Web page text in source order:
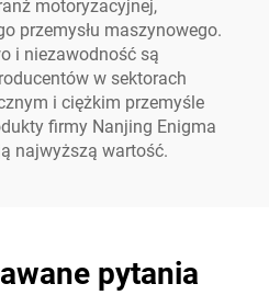
motoryzacyjnej,
przemysłu maszynowego.
i niezawodność są
w sektorach
i ciężkim przemyśle
firmy Nanjing Enigma
najwyższą wartość.
pytania